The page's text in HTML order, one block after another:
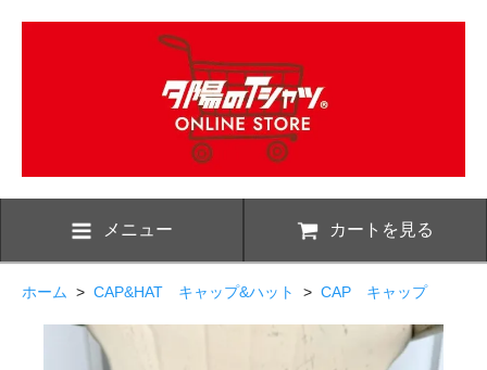
メニュー カートを見る
ホーム > CAP&HAT キャップ&ハット > CAP キャップ